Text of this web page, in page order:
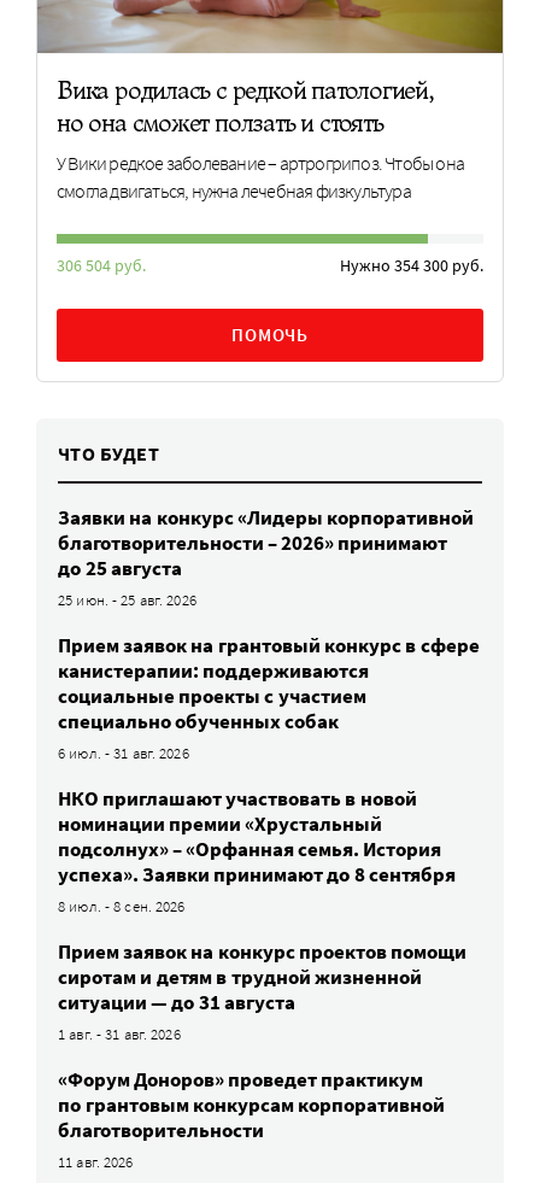
Вика родилась с редкой патологией,
но она сможет ползать и стоять
У Вики редкое заболевание – артрогрипоз. Чтобы она
смогла двигаться, нужна лечебная физкультура
306 504 руб. Нужно 354 300 руб.
ПОМОЧЬ
ЧТО БУДЕТ
Заявки на конкурс «Лидеры корпоративной
благотворительности – 2026» принимают
до 25 августа
25 июн. - 25 авг. 2026
Прием заявок на грантовый конкурс в сфере
канистерапии: поддерживаются
социальные проекты с участием
специально обученных собак
6 июл. - 31 авг. 2026
НКО приглашают участвовать в новой
номинации премии «Хрустальный
подсолнух» – «Орфанная семья. История
успеха». Заявки принимают до 8 сентября
8 июл. - 8 сен. 2026
Прием заявок на конкурс проектов помощи
сиротам и детям в трудной жизненной
ситуации — до 31 августа
1 авг. - 31 авг. 2026
«Форум Доноров» проведет практикум
по грантовым конкурсам корпоративной
благотворительности
11 авг. 2026